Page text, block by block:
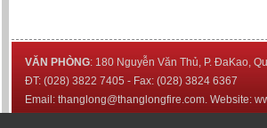
VĂN PHÒNG: 180 Nguyễn Văn Thủ, P. ĐaKao,
ĐT: (028) 3822 7405 - Fax: (028) 3824 6367
Email: thanglong@thanglongfire.com. Website: